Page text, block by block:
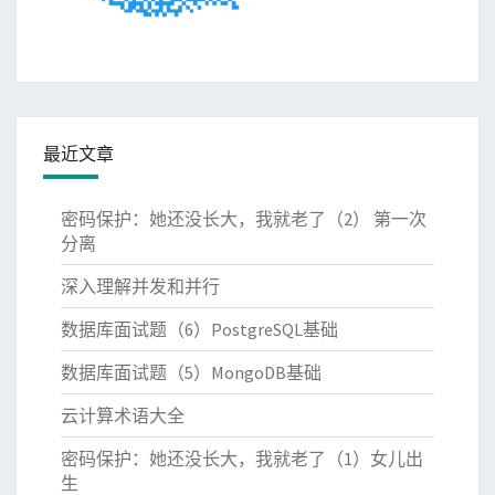
最近文章
密码保护：她还没长大，我就老了（2） 第一次
分离
深入理解并发和并行
数据库面试题（6）PostgreSQL基础
数据库面试题（5）MongoDB基础
云计算术语大全
密码保护：她还没长大，我就老了（1）女儿出
生